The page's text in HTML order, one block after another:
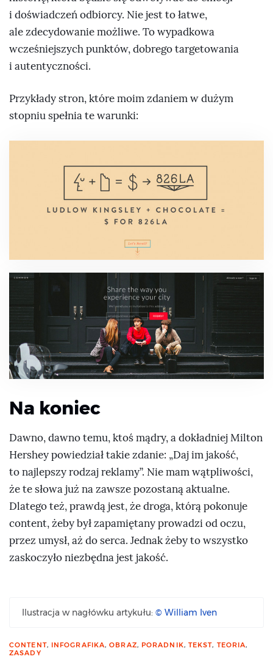
i doświadczeń odbiorcy. Nie jest to łatwe,
ale zdecydowanie możliwe. To wypadkowa
wcześniejszych punktów, dobrego targetowania
i autentyczności.
Przykłady stron, które moim zdaniem w dużym
stopniu spełnia te warunki:
Na koniec
Dawno, dawno temu, ktoś mądry, a dokładniej Milton
Hershey powiedział takie zdanie:
Daj im jakość,
to najlepszy rodzaj reklamy. Nie mam wątpliwości,
że te słowa już na zawsze pozostaną aktualne.
Dlatego też, prawdą jest, że droga, którą pokonuje
content, żeby był zapamiętany prowadzi od oczu,
przez umysł, aż do serca. Jednak żeby to wszystko
zaskoczyło niezbędna jest jakość.
Ilustracja w nagłówku artykułu: © William Iven
CONTENT, INFOGRAFIKA,OBRAZ, PORADNIK, TEKST, TEORIA,
ZASADY